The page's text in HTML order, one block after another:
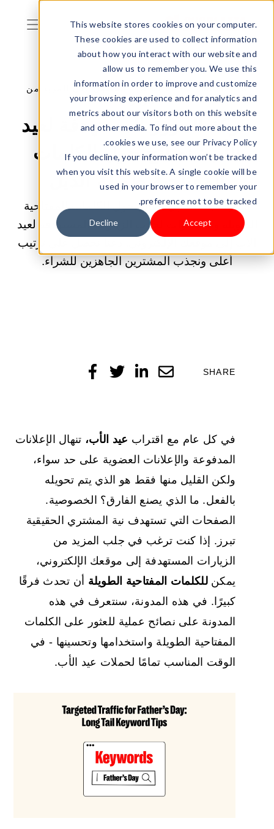
This website stores cookies on your computer.
These cookies are used to collect information
about how you interact with our website and
allow us to remember you. We use this
information in order to improve and customize
your browsing experience and for analytics and
metrics about our visitors both on this website
and other media. To find out more about the
cookies we use, see our Privacy Policy.
If you decline, your information won’t be tracked
when you visit this website. A single cookie will be
used in your browser to remember your
preference not to be tracked.
Accept
Decline
26/05/2025 01:00:00 ص |
الحصول على المزيد من
الزيارات
حركة المرور المستهدفة لعيد
الأب: نصائح حول الكلمات
المفتاحية طويلة الذيل
يشارك هذا الدليل نصائح حول الكلمات المفتاحية
الطويلة و3 خطوات لجذب الزيارات المستهدفة لعيد
الأب إلى موقعك الإلكتروني. دعنا نحصل على ترتيب
أعلى ونجذب المشترين الجاهزين للشراء.
SHARE
في كل عام مع اقتراب عيد الأب، تنهال الإعلانات
المدفوعة والإعلانات العضوية على حد سواء،
ولكن القليل منها فقط هو الذي يتم تحويله
بالفعل. ما الذي يصنع الفارق؟ الخصوصية.
الصفحات التي تستهدف نية المشتري الحقيقية
تبرز. إذا كنت ترغب في جلب المزيد من
الزيارات المستهدفة إلى موقعك الإلكتروني،
يمكنللكلمات المفتاحية الطويلة أن تحدث فرقًا
كبيرًا. في هذه المدونة، سنتعرف في هذه
المدونة على نصائح عملية للعثور على الكلمات
المفتاحية الطويلة واستخدامها وتحسينها - في
الوقت المناسب تمامًا لحملات عيد الأب.